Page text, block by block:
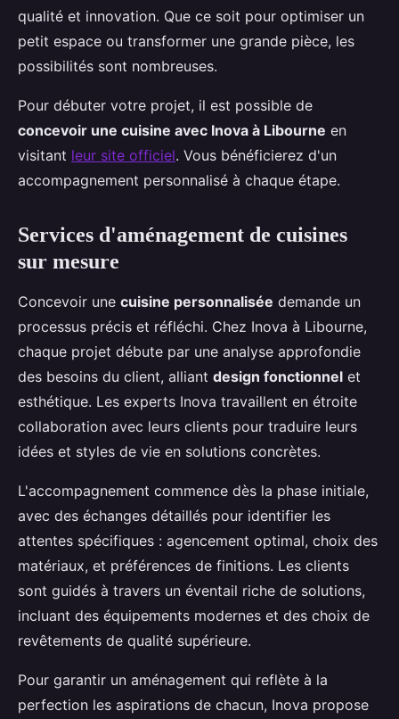
qualité et innovation. Que ce soit pour optimiser un
petit espace ou transformer une grande pièce, les
possibilités sont nombreuses.
Pour débuter votre projet, il est possible de
concevoir une cuisine avec Inova à Libourne en
visitant leur site officiel. Vous bénéficierez d'un
accompagnement personnalisé à chaque étape.
Services d'aménagement de cuisines
sur mesure
Concevoir une cuisine personnalisée demande un
processus précis et réfléchi. Chez Inova à Libourne,
chaque projet débute par une analyse approfondie
des besoins du client, alliant design fonctionnel et
esthétique. Les experts Inova travaillent en étroite
collaboration avec leurs clients pour traduire leurs
idées et styles de vie en solutions concrètes.
L'accompagnement commence dès la phase initiale,
avec des échanges détaillés pour identifier les
attentes spécifiques : agencement optimal, choix des
matériaux, et préférences de finitions. Les clients
sont guidés à travers un éventail riche de solutions,
incluant des équipements modernes et des choix de
revêtements de qualité supérieure.
Pour garantir un aménagement qui reflète à la
perfection les aspirations de chacun, Inova propose